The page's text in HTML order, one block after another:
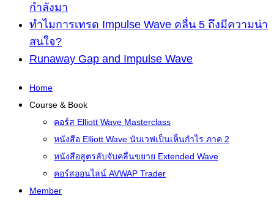
กำลังมา
ทำไมการเทรด Impulse Wave คลื่น 5 ถึงมีความน่า
สนใจ?
Runaway Gap and Impulse Wave
Home
Course & Book
คอร์ส Elliott Wave Masterclass
หนังสือ Elliott Wave นับเวฟเป็นเห็นกำไร ภาค 2
หนังสือสูตรลับจับคลื่นขยาย Extended Wave
คอร์สออนไลน์ AVWAP Trader
Member